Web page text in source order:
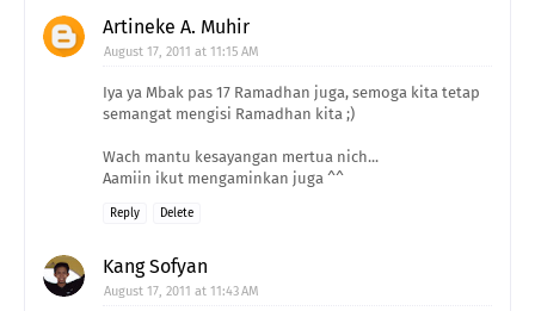
Artineke A. Muhir
August 17, 2011 at 11:15 AM
Iya ya Mbak pas 17 Ramadhan juga, semoga kita tetap
semangat mengisi Ramadhan kita ;)
Wach mantu kesayangan mertua nich...
Aamiin ikut mengaminkan juga ^^
Reply Delete
Kang Sofyan
August 17, 2011 at 11:43 AM